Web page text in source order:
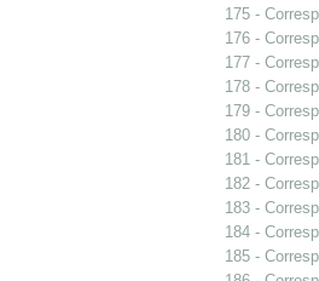
175 -
176 -
177 -
178 -
179 -
180 -
181 -
182 -
183 -
184 -
185 -